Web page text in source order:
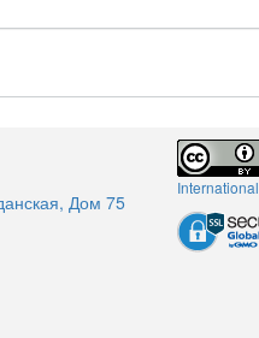
Дом 75
International